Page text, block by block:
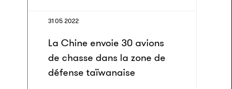
31 05 2022
La Chine envoie 30 avions
de chasse dans la zone de
défense taïwanaise